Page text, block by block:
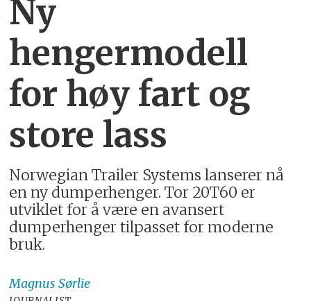
Ny
hengermodell
for høy fart og
store lass
Norwegian Trailer Systems lanserer nå
en ny dumperhenger. Tor 20T60 er
utviklet for å være en avansert
dumperhenger tilpasset for moderne
bruk.
Magnus Sørlie